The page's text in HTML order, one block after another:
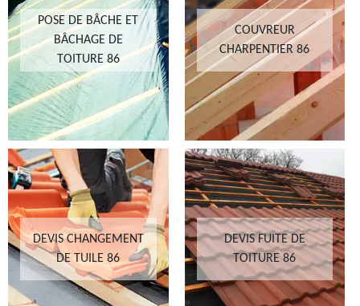
POSE DE BÂCHE ET
BÂCHAGE DE
TOITURE 86
COUVREUR
CHARPENTIER 86
DEVIS CHANGEMENT
DE TUILE 86
DEVIS FUITE DE
TOITURE 86